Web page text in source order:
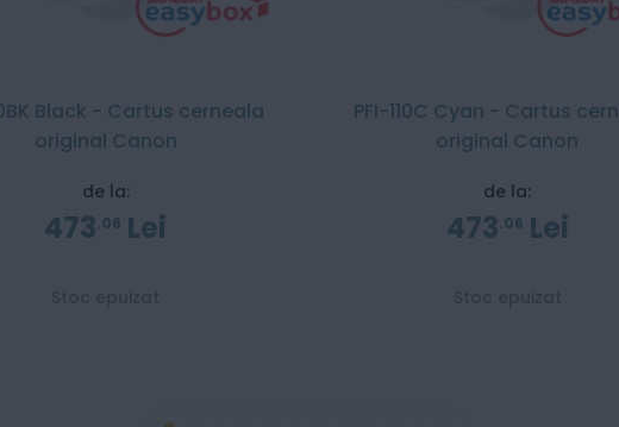
Black - Cartus cerneala
original Canon
de la:
473 06 Lei
PFI-110C Cyan - Cartus
original Canon
de la:
473 06 Lei